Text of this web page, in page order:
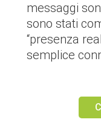
messaggi
sono stati
“presenza
semplice